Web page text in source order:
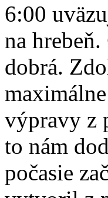
6:00
na
dobrá.
výpravy z
to nám
počasie